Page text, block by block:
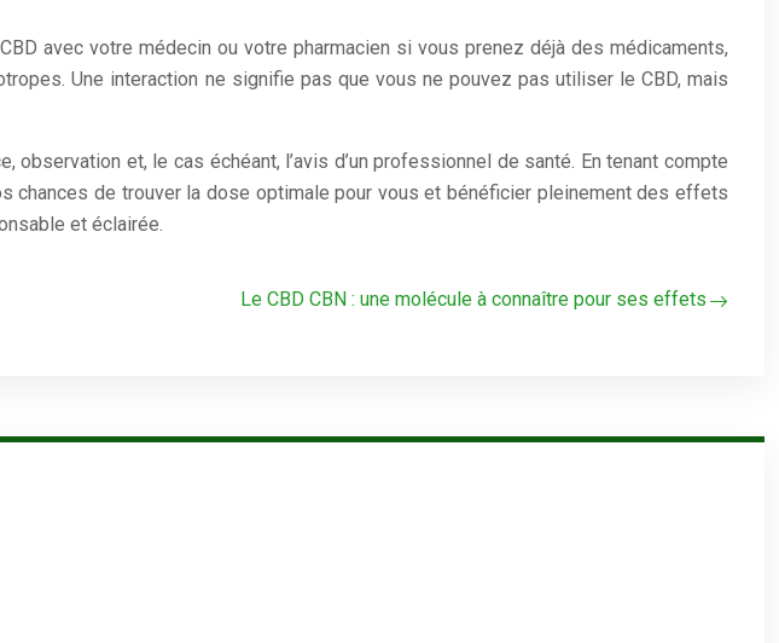
avec votre médecin ou votre pharmacien si vous prenez déjà des médicaments,
Une interaction ne signifie pas que vous ne pouvez pas utiliser le CBD, mais
et, le cas échéant, l’avis d’un professionnel de santé. En tenant compte
de trouver la dose optimale pour vous et bénéficier pleinement des effets
et éclairée.
Le CBD CBN : une molécule à connaître pour ses effets